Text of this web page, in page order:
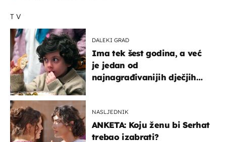
TV
DALEKI GRAD
Ima tek šest godina, a već
je jedan od
najnagrađivanijih dječjih
NASLJEDNIK
ANKETA: Koju ženu bi Serhat
trebao izabrati?